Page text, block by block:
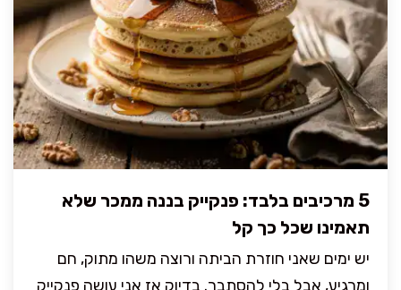
5 מרכיבים בלבד: פנקייק בננה ממכר שלא
תאמינו שכל כך קל
יש ימים שאני חוזרת הביתה ורוצה משהו מתוק, חם
ומרגיע, אבל בלי להסתבך. בדיוק אז אני עושה פנקייק